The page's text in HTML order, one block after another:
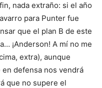
nada extraño: si el año
para Punter fue
que el plan B de este
¡Anderson! A mí no me
extra), aunque
defensa nos vendrá
que no supere el